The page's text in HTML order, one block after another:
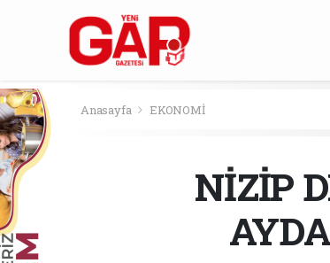
Anasayfa EKONOMİ
NİZİP